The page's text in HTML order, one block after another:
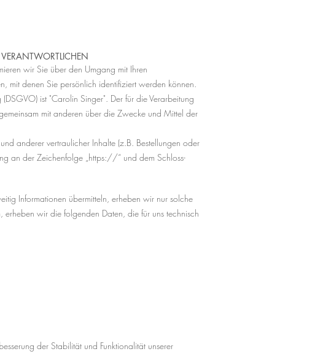
wir Sie über den Umgang mit Ihren
mit denen Sie persönlich identifiziert werden können.
ist "Carolin Singer". Der für die Verarbeitung
mit anderen über die Zwecke und Mittel der
anderer vertraulicher Inhalte (z.B. Bestellungen oder
an der Zeichenfolge „https://“ und dem Schloss-
Informationen übermitteln, erheben wir nur solche
erheben wir die folgenden Daten, die für uns technisch
der Stabilität und Funktionalität unserer